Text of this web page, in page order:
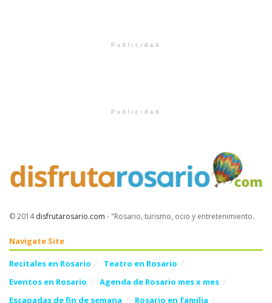
Publicidad
Publicidad
© 2014disfrutarosario.com - "Rosario, turismo, ocio y entretenimiento.
Navigate Site
Recitales en Rosario
Teatro en Rosario
Eventos en Rosario
Agenda de Rosario mes x mes
Escapadas de fin de semana
Rosario en familia